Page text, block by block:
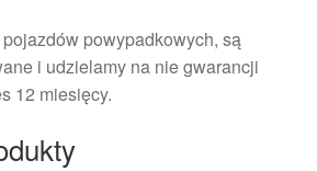
powypadkowych, są
i udzielamy na nie gwarancji
12 miesięcy.